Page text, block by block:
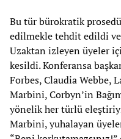
Bu tür bürokratik
edilmekle tehdit edildi
Uzaktan izleyen üyeler
kesildi. Konferansa
Forbes, Claudia Webbe,
Marbini, Corbyn’in
yönelik her türlü
Marbini, yuhalayan